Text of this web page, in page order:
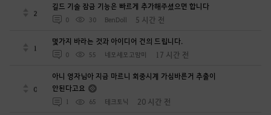
2
길드 기술 잠금 기능은 빠르게 추가해주셨으면 합니다
0 30 BenDoll 5 시간 전
1
몇가지 바라는 것과 아이디어 건의 드립니다.
0 55 네모세모고먐미 17 시간 전
0
아니 영자님아 지금 마르니 회중시계 가심바른거 추출이
안된다고요
1 65 테크토닉 20 시간 전